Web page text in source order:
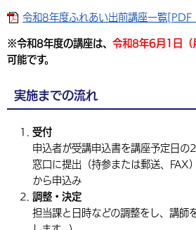
令和8年度ふれあい出前講座一覧[PDF
※令和8年度の講座は、 令和8年6月1日（
可能です。
実施までの流れ
受付
申込者が受講申込書を講座予定日の
窓口に提出（持参または郵送、FAX
から申込み
調整・決定
担当課と日時などの調整をし、講師